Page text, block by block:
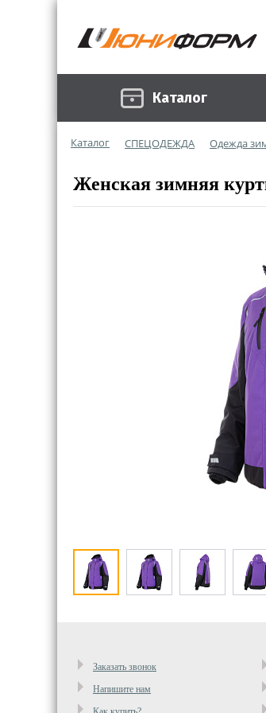
Каталог
Каталог СПЕЦОДЕЖДА Одежда
Женская зимняя
Заказать звонок
Напишите нам